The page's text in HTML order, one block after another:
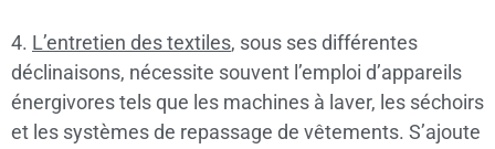
4. L’entretien des textiles, sous ses différentes
déclinaisons, nécessite souvent l’emploi d’appareils
énergivores tels que les machines à laver, les séchoirs
et les systèmes de repassage de vêtements. S’ajoute